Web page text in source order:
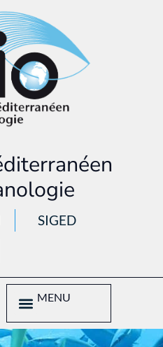
SIGED
MENU